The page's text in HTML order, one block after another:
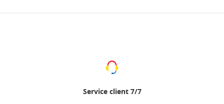
Service client 7/7